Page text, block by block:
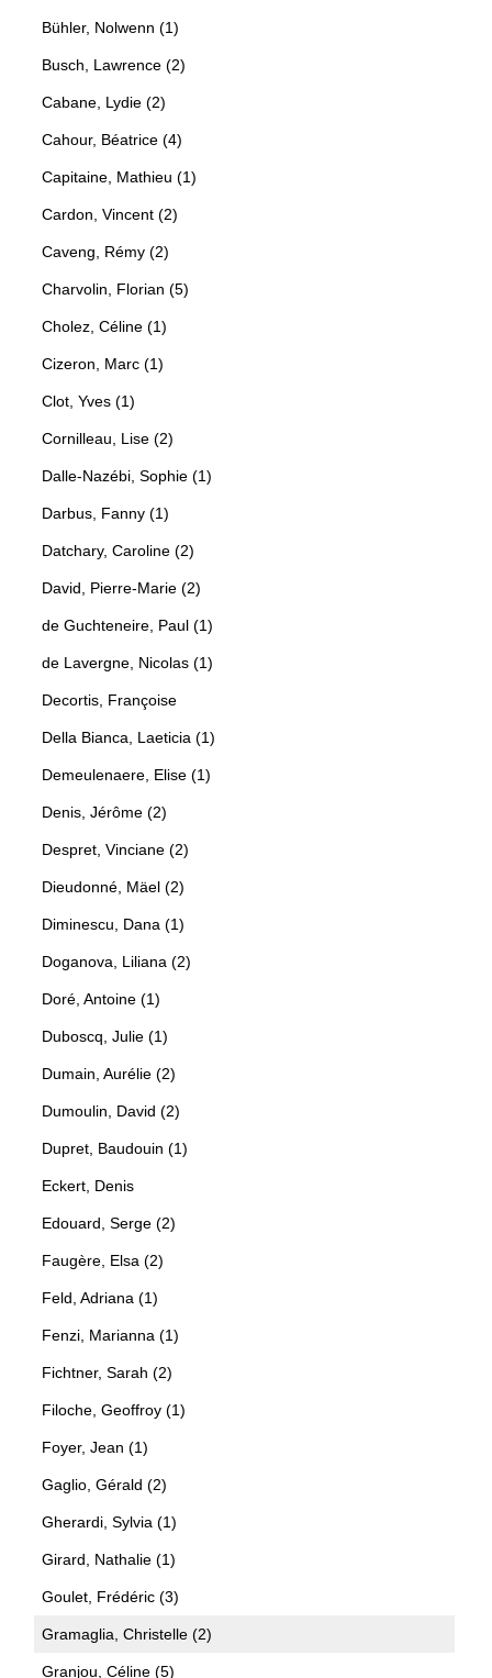
Bühler, Nolwenn (1)
Busch, Lawrence (2)
Cabane, Lydie (2)
Cahour, Béatrice (4)
Capitaine, Mathieu (1)
Cardon, Vincent (2)
Caveng, Rémy (2)
Charvolin, Florian (5)
Cholez, Céline (1)
Cizeron, Marc (1)
Clot, Yves (1)
Cornilleau, Lise (2)
Dalle-Nazébi, Sophie (1)
Darbus, Fanny (1)
Datchary, Caroline (2)
David, Pierre-Marie (2)
de Guchteneire, Paul (1)
de Lavergne, Nicolas (1)
Decortis, Françoise
Della Bianca, Laeticia (1)
Demeulenaere, Elise (1)
Denis, Jérôme (2)
Despret, Vinciane (2)
Dieudonné, Mäel (2)
Diminescu, Dana (1)
Doganova, Liliana (2)
Doré, Antoine (1)
Duboscq, Julie (1)
Dumain, Aurélie (2)
Dumoulin, David (2)
Dupret, Baudouin (1)
Eckert, Denis
Edouard, Serge (2)
Faugère, Elsa (2)
Feld, Adriana (1)
Fenzi, Marianna (1)
Fichtner, Sarah (2)
Filoche, Geoffroy (1)
Foyer, Jean (1)
Gaglio, Gérald (2)
Gherardi, Sylvia (1)
Girard, Nathalie (1)
Goulet, Frédéric (3)
Gramaglia, Christelle (2)
Granjou, Céline (5)